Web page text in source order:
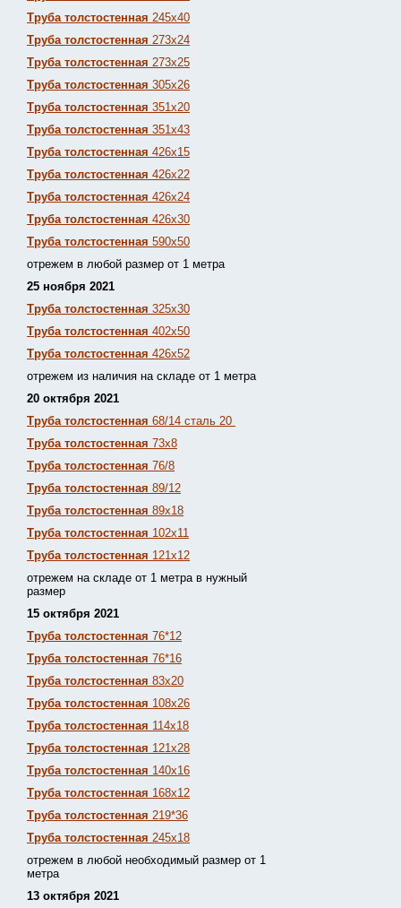
Труба толстостенная 245х40
Труба толстостенная 273х24
Труба толстостенная 273х25
Труба толстостенная 305х26
Труба толстостенная 351х20
Труба толстостенная 351х43
Труба толстостенная 426х15
Труба толстостенная 426х22
Труба толстостенная 426х24
Труба толстостенная 426х30
Труба толстостенная 590х50
отрежем в любой размер от 1 метра
25 ноября 2021
Труба толстостенная 325х30
Труба толстостенная 402х50
Труба толстостенная 426х52
отрежем из наличия на складе от 1 метра
20 октября 2021
Труба толстостенная 68/14 сталь 20
Труба толстостенная 73х8
Труба толстостенная 76/8
Труба толстостенная 89/12
Труба толстостенная 89х18
Труба толстостенная 102х11
Труба толстостенная 121х12
отрежем на складе от 1 метра в нужный
размер
15 октября 2021
Труба толстостенная 76*12
Труба толстостенная 76*16
Труба толстостенная 83х20
Труба толстостенная 108х26
Труба толстостенная 114х18
Труба толстостенная 121х28
Труба толстостенная 140х16
Труба толстостенная 168х12
Труба толстостенная 219*36
Труба толстостенная 245х18
отрежем в любой необходимый размер от 1
метра
13 октября 2021